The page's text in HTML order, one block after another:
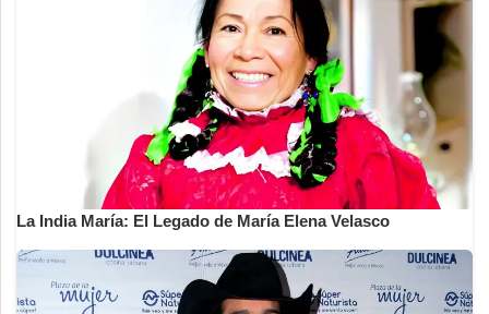
La India María: El Legado de María Elena Velasco